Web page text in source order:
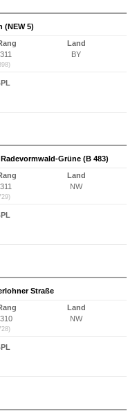
(NEW 5)
Land
BY
Grüne (B 483)
Land
NW
Straße
Land
NW